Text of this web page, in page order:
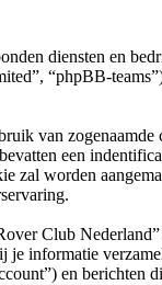
diensten en
“phpBB-
van
een
zal worden
Club
informatie
en berichten